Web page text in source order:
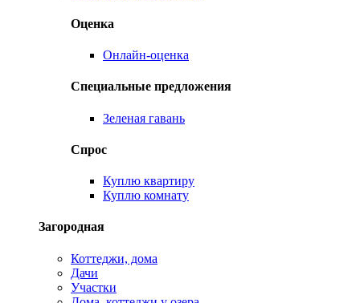
Оценка
Онлайн-оценка
Специальные предложения
Зеленая гавань
Спрос
Куплю квартиру
Куплю комнату
Загородная
Коттеджи, дома
Дачи
Участки